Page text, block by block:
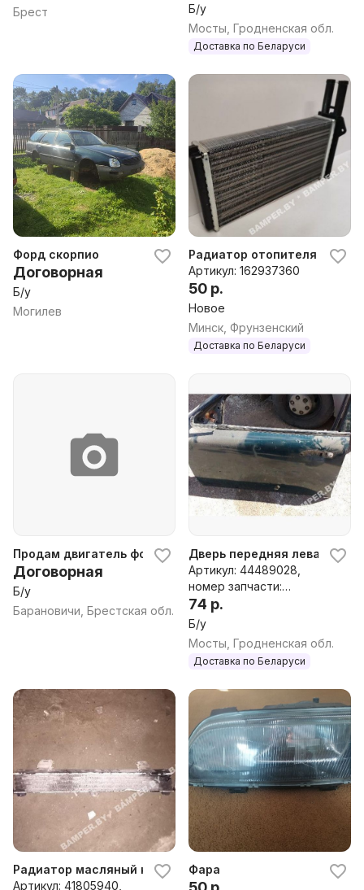
Брест
Б/у
Мосты, Гродненская обл.
Доставка по Беларуси
Форд скорпио
Договорная
Б/у
Могилев
Радиатор отопителя
Артикул: 162937360
50 р.
Новое
Минск, Фрунзенский
Доставка по Беларуси
Продам двигатель форд Скорпио
Договорная
Б/у
Барановичи, Брестская обл.
Дверь передняя левая к
Артикул: 44489028,
номер запчасти:
44489028
74 р.
Б/у
Мосты, Гродненская обл.
Доставка по Беларуси
Радиатор масляный к Ford Scorpio 2
Артикул: 41805940,
Фара